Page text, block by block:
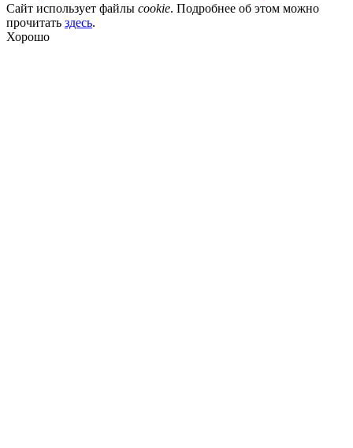
Сайт использует файлы cookie. Подробнее об этом можно
прочитать здесь.
Хорошо